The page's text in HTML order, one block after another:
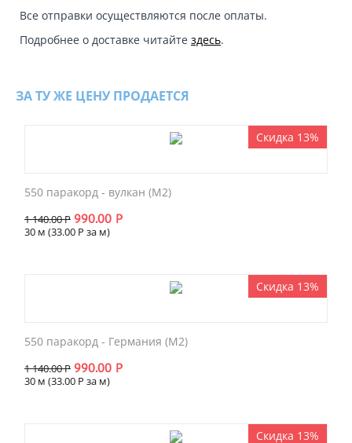
Все отправки осуществляются после оплаты.
Подробнее о доставке читайте здесь.
ЗА ТУ ЖЕ ЦЕНУ ПРОДАЕТСЯ
Скидка 13%
550 паракорд - вулкан (М2)
1 140.00Р 990.00 Р
30 м (33.00 Р за м)
Скидка 13%
550 паракорд - Германия (М2)
1 140.00Р 990.00 Р
30 м (33.00 Р за м)
Скидка 13%